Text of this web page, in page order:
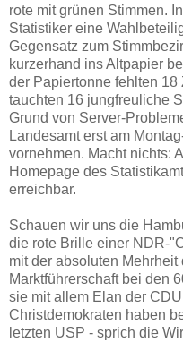
rote mit grünen Stimmen.
Statistiker eine
Gegensatz zum
kurzerhand ins Altpapier
der Papiertonne fehlten
tauchten 16 jungfreuliche
Grund von Server-
Landesamt erst am
vornehmen. Macht nichts:
Homepage des
erreichbar.
Schauen wir uns die
die rote Brille einer NDR-
mit der absoluten
Marktführerschaft bei den
sie mit allem Elan der
Christdemokraten haben
letzten USP - sprich die